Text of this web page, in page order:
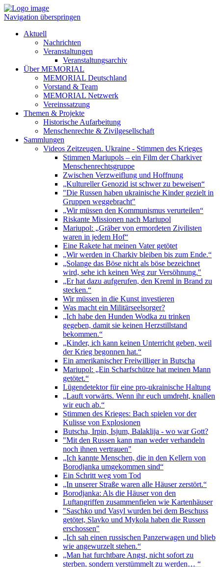
Navigation überspringen
Aktuell
Nachrichten
Veranstaltungen
Veranstaltungsarchiv
Über MEMORIAL
MEMORIAL Deutschland
Vorstand & Team
MEMORIAL Netzwerk
Vereinssatzung
Themen & Projekte
Historische Aufarbeitung
Menschenrechte & Zivilgesellschaft
Sammlungen
Videos Zeitzeugen. Ukraine - Stimmen des Krieges
Stimmen Mariupols – ein Film der Charkiver
Menschenrechtsgruppe
Zwischen Verzweiflung und Hoffnung
„Kultureller Genozid ist schwer zu beweisen“
"Die Russen haben ukrainische Kinder gezielt in
Gruppen weggebracht"
„Wir müssen den Kommunismus verurteilen“
Riskante Missionen nach Mariupol
Mariupol: „Gräber von ermordeten Zivilisten
waren in jedem Hof“
Eine Rakete hat meinen Vater getötet
„Wir werden in Charkiv bleiben bis zum Ende.“
„Solange das Böse nicht als böse bezeichnet
wird, sehe ich keinen Weg zur Versöhnung."
„Er hat dazu aufgerufen, den Kreml in Brand zu
stecken.“
Wir müssen in die Kunst investieren
Was macht ein Militärseelsorger?
„Ich habe den Hunden Wodka zu trinken
gegeben, damit sie keinen Herzstillstand
bekommen.“
„Kinder, ich kann keinen Unterricht geben, weil
der Krieg begonnen hat.“
Ein amerikanischer Freiwilliger in Butscha
Mariupol: „Ein Scharfschütze hat meinen Mann
getötet.“
Lügendetektor für eine pro-ukrainische Haltung
„Lauft vorwärts. Wenn ihr euch umdreht, knallen
wir euch ab.“
Stimmen des Krieges: Bach spielen vor der
Kulisse von Explosionen
Butscha, Irpin, Isjum, Balaklija - wo war Gott?
"Mit den Russen kann man weder verhandeln
noch ihnen vertrauen"
„Ich kannte Menschen, die in den Kellern von
Borodjanka umgekommen sind“
Ein Schritt weg vom Tod
„In unserer Straße waren alle Häuser zerstört.“
Borodjanka: Als die Häuser von den
Luftangriffen zusammenfielen wie Kartenhäuser
"Saschko und Vasyl wurden bei dem Beschuss
getötet, Slavko und Mykola haben die Russen
erschossen"
„Ich sah einen russischen Panzerwagen und blieb
wie angewurzelt stehen.“
„Man hat furchtbare Angst, nicht sofort zu
sterben, sondern verstümmelt zu werden… “